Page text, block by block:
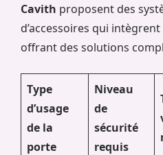
Cavith proposent des
d’accessoires qui
offrant des solutions
Type
d’usage
de la
porte
Niveau
de
sécurité
requis